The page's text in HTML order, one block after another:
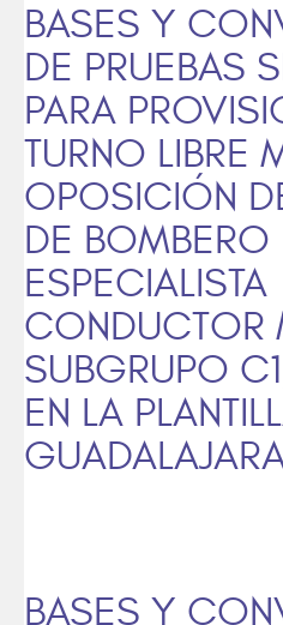
BASES Y
DE PRUEBAS
PARA
TURNO LIBRE
OPOSICIÓN
DE BOMBERO
ESPECIALISTA
CONDUCTOR
SUBGRUPO
EN LA
BASES Y